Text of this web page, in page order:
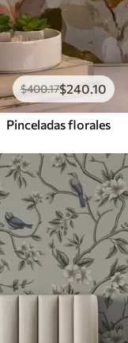
$400.17$240.10
Pinceladas florales